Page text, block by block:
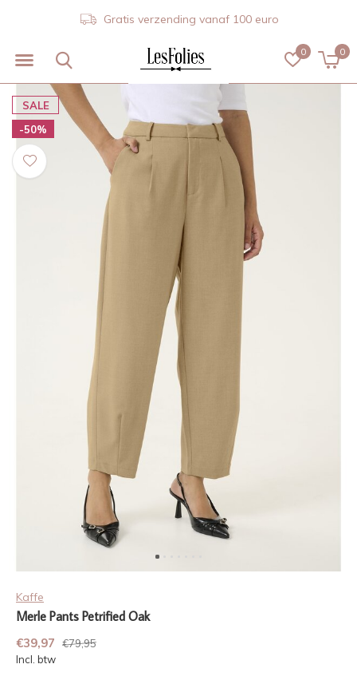
0 0
Gratis verzending vanaf 100 euro
SALE
-50%
Kaffe
Merle Pants Petrified Oak
€39,97
€79,95
Incl. btw